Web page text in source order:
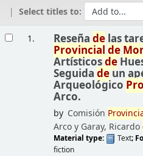
Select titles to:
1. Reseña delas
Provincial de
Artísticosde
Seguida deun
Arqueológico
Arco.
by Comisión
Arco y Garay, Ricardo
Material type: Text;
fiction